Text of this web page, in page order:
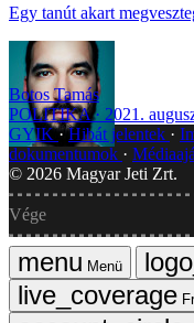
Egy tanút akart
Botos Tamás
POLITIKA
2021.
GYIK Hibát jelentek
dokumentumok
© 2026 Magyar Jeti Zrt.
Vége
Menü